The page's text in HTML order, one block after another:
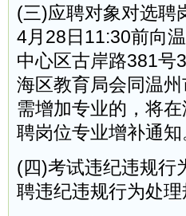
(三)应聘对象对选聘
4月28日11:30前向
中心区古岸路381号
海区教育局会同温
需增加专业的，将
聘岗位专业增补通知
(四)考试违纪违规行
聘违纪违规行为处